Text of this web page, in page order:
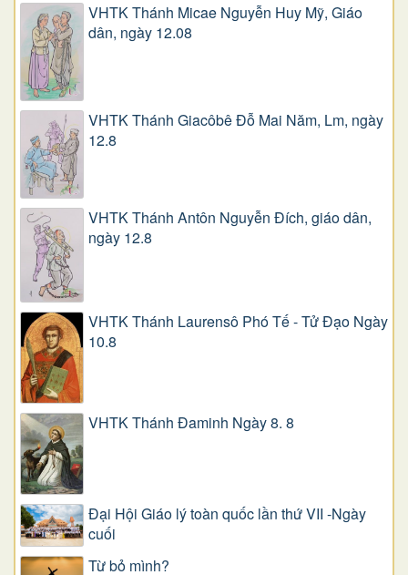
VHTK Thánh Micae Nguyễn Huy Mỹ, Giáo
dân, ngày 12.08
VHTK Thánh Giacôbê Ðỗ Mai Năm, Lm, ngày
12.8
VHTK Thánh Antôn Nguyễn Ðích, giáo dân,
ngày 12.8
VHTK Thánh Laurensô Phó Tế - Tử Đạo Ngày
10.8
VHTK Thánh Đaminh Ngày 8. 8
Đại Hội Giáo lý toàn quốc lần thứ VII -Ngày
cuối
Từ bỏ mình?